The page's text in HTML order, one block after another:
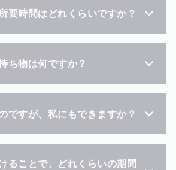
要時間はどれくらいですか？
ち物は何ですか？
ですが、私にもできますか？
ることで、どれくらいの期間